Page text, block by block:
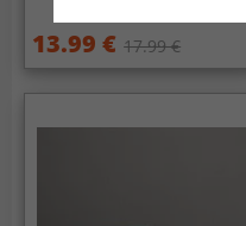
13.99 € 17.99 €